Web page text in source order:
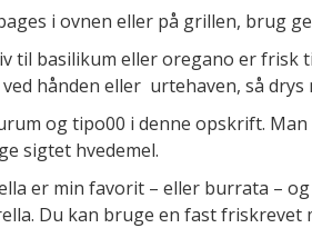
i ovnen eller på grillen, brug
til basilikum eller oregano er frisk
hånden eller urtehaven, så
og tipo00 i denne opskrift.
sigtet hvedemel.
er min favorit – eller burrata –
Du kan bruge en fast